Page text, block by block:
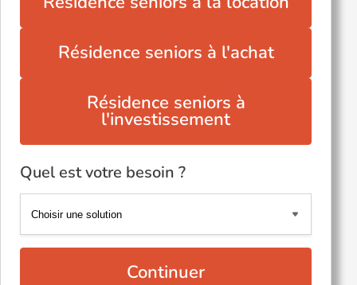
Résidence seniors à l'achat
Résidence seniors à
l'investissement
Quel est votre besoin ?
Continuer